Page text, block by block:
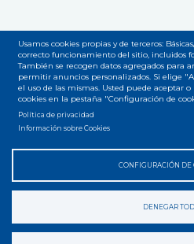
Menú
del
Accesibilidad Privacidad Legal
Usamos cookies propias y de terceros:
correcto funcionamiento del sitio, incluidos
También se recogen datos agregados para
permitir anuncios personalizados. Si elige
el uso de las mismas. Usted puede aceptar
cookies en la pestaña "Configuración de
Política de privacidad
Información sobre Cookies
CONFIGURACIÓN DE
DENEGAR